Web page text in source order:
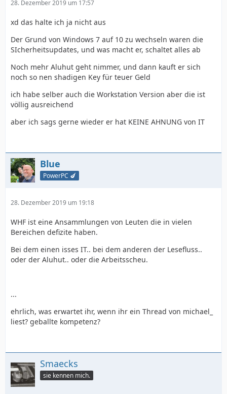
28. Dezember 2019 um 17:57
xd das halte ich ja nicht aus
Der Grund von Windows 7 auf 10 zu wechseln waren die
SIcherheitsupdates, und was macht er, schaltet alles ab
Noch mehr Aluhut geht nimmer, und dann kauft er sich
noch so nen shadigen Key für teuer Geld
ich habe selber auch die Workstation Version aber die ist
völlig ausreichend
aber ich sags gerne wieder er hat KEINE AHNUNG von IT
Blue
PowerPC 🍆
28. Dezember 2019 um 19:18
WHF ist eine Ansammlungen von Leuten die in vielen
Bereichen defizite haben.
Bei dem einen isses IT.. bei dem anderen der Lesefluss..
oder der Aluhut.. oder die Arbeitsscheu.
...
ehrlich, was erwartet ihr, wenn ihr ein Thread von michael_
liest? geballte kompetenz?
Smaecks
sie kennen mich.